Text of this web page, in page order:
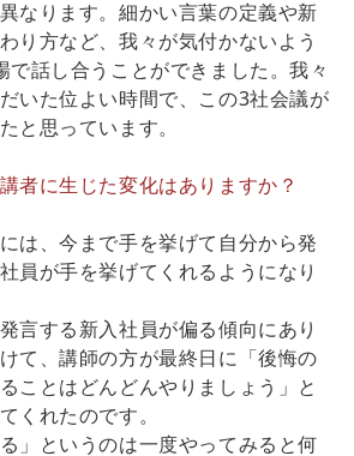
なります。細かい言葉の定義や新
り方など、我々が気付かないよう
で話し合うことができました。我々
いた位よい時間で、この3社会議が
と思っています。
者に生じた変化はありますか？
は、今まで手を挙げて自分から発
員が手を挙げてくれるようになり
言する新入社員が偏る傾向にあり
て、講師の方が最終日に「後悔の
ことはどんどんやりましょう」と
くれたのです。
」というのは一度やってみると何